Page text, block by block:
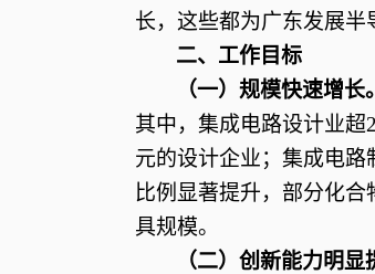
长，这些都为广东发展半
二、工作目标
（一）规模快速增长。
其中，集成电路设计业超
元的设计企业；集成电路
比例显著提升，部分化
具规模。
（二）创新能力明显